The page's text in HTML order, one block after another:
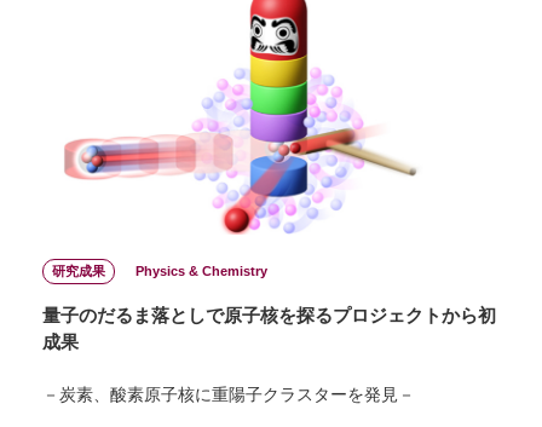
研究成果 Physics & Chemistry
量子のだるま落としで原子核を探るプロジェクトから初
成果
－炭素、酸素原子核に重陽子クラスターを発見－